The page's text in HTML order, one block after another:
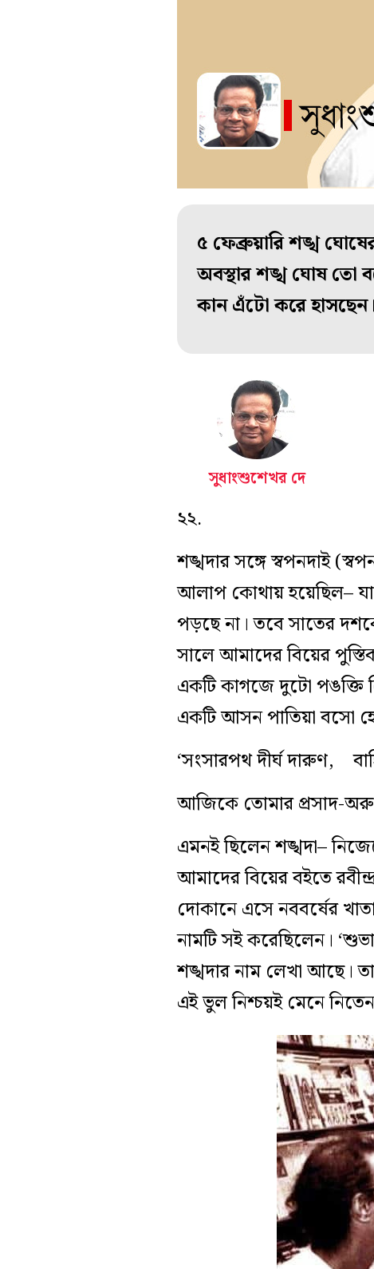
৫ ফেব্রুয়ারি শঙ্খ
অবস্থার শঙ্খ ঘোষ তো
কান এঁটো করে
সুধাংশুশেখর দে
২২.
শঙ্খদার সঙ্গে স্বপনদাই
আলাপ কোথায় হয়েছিল–
পড়ছে না। তবে সাতের
সালে আমাদের বিয়ের
একটি কাগজে দুটো পঙক্তি
একটি আসন পাতিয়া বসো হে
‘সংসারপথ দীর্ঘ দারুণ,
আজিকে তোমার প্রসাদ-
এমনই ছিলেন শঙ্খদা–
আমাদের বিয়ের বইতে
দোকানে এসে নববর্ষের
নামটি সই করেছিলেন।
শঙ্খদার নাম লেখা আছে।
এই ভুল নিশ্চয়ই মেনে